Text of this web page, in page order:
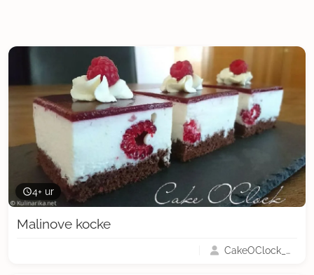
4+ ur
Malinove kocke
CakeOClock_Urška